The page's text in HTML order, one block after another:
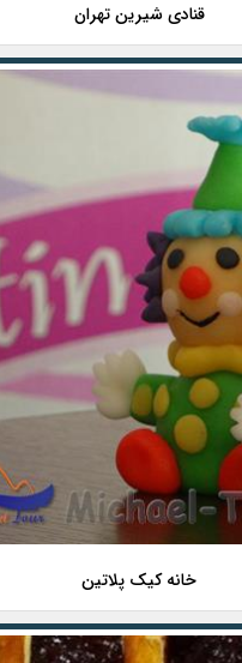
قنادی شیرین تهران
خانه کیک پلاتین